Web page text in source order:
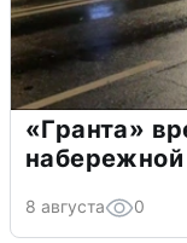
«Гранта»
8 августа 0